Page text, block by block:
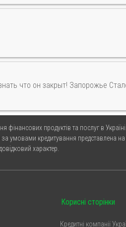
что он закрыт! Запорожье
фінансових продуктів та послуг в Україні.
умовами кредитування представлена на
характер.
Корисні сторінки
Кредитні компанії